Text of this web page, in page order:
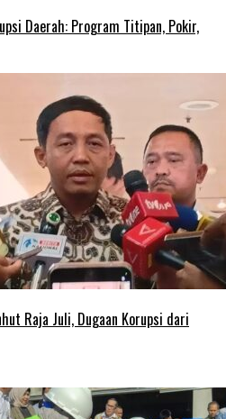
Daerah: Program Titipan, Pokir,
Raja Juli, Dugaan Korupsi dari